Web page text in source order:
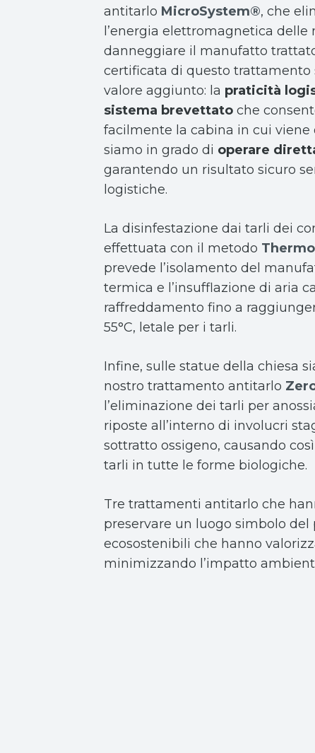
antitarlo MicroSystem®, che
l’energia elettromagnetica delle
danneggiare il manufatto
certificata di questo trattamento
valore aggiunto: la praticità
sistema brevettato che
facilmente la cabina in cui viene
siamo in grado di operare
garantendo un risultato sicuro
logistiche.
La disinfestazione dai tarli dei
effettuata con il metodo
prevede l’isolamento del
termica e l’insufflazione di aria
raffreddamento fino a
55°C, letale per i tarli.
Infine, sulle statue della chiesa
nostro trattamento antitarlo
l’eliminazione dei tarli per
riposte all’interno di involucri
sottratto ossigeno, causando
tarli in tutte le forme biologiche.
Tre trattamenti antitarlo che
preservare un luogo simbolo del
ecosostenibili che hanno
minimizzando l’impatto